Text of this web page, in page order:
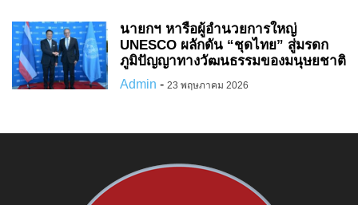
นายกฯ หารือผู้อำนวยการใหญ่
UNESCO ผลักดัน “ชุดไทย” สู่มรดก
ภูมิปัญญาทางวัฒนธรรมของมนุษยชาติ
Admin - 23 พฤษภาคม 2026